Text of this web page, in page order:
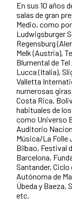
En sus 10 años
salas de gran
Medio, como
Ludwigsburger
Regensburg
Melk (Austria),
Blumental de
Lucca (Italia),
Valletta
numerosas
Costa Rica,
habituales de
como Universo
Auditorio
Música/La Folle
Bilbao, Festival
Barcelona,
Santander,
Autónoma de
Úbeda y Baeza,
etc.